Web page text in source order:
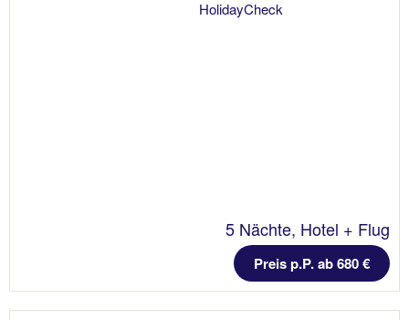
5 Nächte, Hotel + Flug
Preis p.P. ab 680 €